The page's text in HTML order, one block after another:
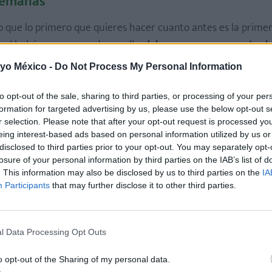
México - Do Not Process My Personal Information
opt-out of the sale, sharing to third parties, or processing of your
for targeted advertising by us, please use the below opt-out
selection. Please note that after your opt-out request is processed
interest-based ads based on personal information utilized by us
to third parties prior to your opt-out. You may separately
of your personal information by third parties on the IAB’s list of
This information may also be disclosed by us to third parties on the
Participants that may further disclose it to other third parties.
Data Processing Opt Outs
opt-out of the Sharing of my personal data.
lo primero que quieres hacer cuanto antes es la
bebé para que se desarrolle,deberemos esperar entre
de fetos, el latido cardiaco fetal, la medición del feto
la ubicación de la placenta.
y del feto)
trimestre de embarazo para detectar posibles
oTrisomía 18o Síndrome de Edwards.
mamá y se tienen en cuenta tres datos:
la edad de la
hCG librey la PAPP-A) y los datos obtenidos de la